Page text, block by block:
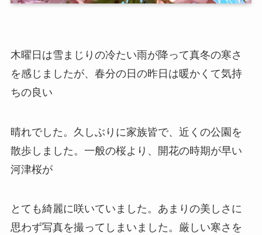
木曜日は雪まじりの冷たい雨が降って真冬の寒さ
を感じましたが、春分の日の昨日は暖かくて気持
ちの良い
晴れでした。久しぶりに家族皆で、近くの公園を
散歩しました。一般の桜より、開花の時期が早い
河津桜が
とても綺麗に咲いていました。あまりの美しさに
思わず写真を撮ってしまいました。厳しい寒さを